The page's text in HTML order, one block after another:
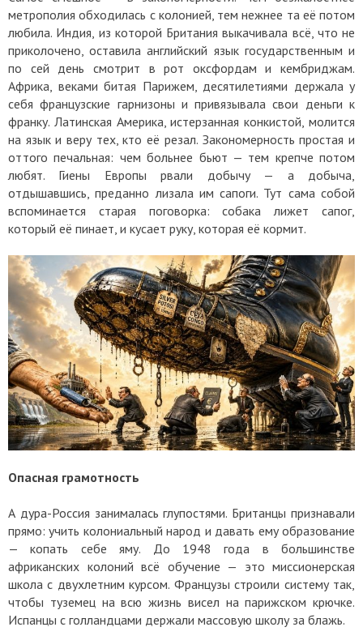
метрополия обходилась с колонией, тем нежнее та её потом
любила. Индия, из которой Британия выкачивала всё, что не
приколочено, оставила английский язык государственным и
по сей день смотрит в рот оксфордам и кембриджам.
Африка, веками битая Парижем, десятилетиями держала у
себя французские гарнизоны и привязывала свои деньги к
франку. Латинская Америка, истерзанная конкистой, молится
на язык и веру тех, кто её резал. Закономерность простая и
оттого печальная: чем больнее бьют — тем крепче потом
любят. Гиены Европы рвали добычу — а добыча,
отдышавшись, преданно лизала им сапоги. Тут сама собой
вспоминается старая поговорка: собака лижет сапог,
который её пинает, и кусает руку, которая её кормит.
Опасная грамотность
А дура-Россия занималась глупостями. Британцы признавали
прямо: учить колониальный народ и давать ему образование
— копать себе яму. До 1948 года в большинстве
африканских колоний всё обучение — это миссионерская
школа с двухлетним курсом. Французы строили систему так,
чтобы туземец на всю жизнь висел на парижском крючке.
Испанцы с голландцами держали массовую школу за блажь.